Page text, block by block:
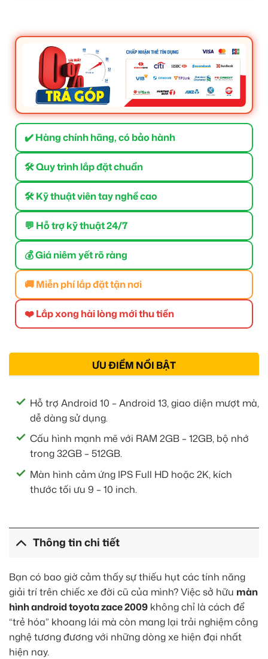
✔️ Hàng chính hãng, có bảo hành
🛠 Quy trình lắp đặt chuẩn
🛠 Kỹ thuật viên tay nghề cao
💬 Hỗ trợ kỹ thuật 24/7
💰 Giá niêm yết rõ ràng
🚚 Miễn phí lắp đặt tận nơi
❤️ Lắp xong hài lòng mới thu tiền
ƯU ĐIỂM NỔI BẬT
Hỗ trợ Android 10 – Android 13, giao diện mượt mà,
dễ dàng sử dụng.
Cấu hình mạnh mẽ với RAM 2GB – 12GB, bộ nhớ
trong 32GB – 512GB.
Màn hình cảm ứng IPS Full HD hoặc 2K, kích
thước tối ưu 9 – 10 inch.
Thông tin chi tiết
Bạn có bao giờ cảm thấy sự thiếu hụt các tính năng
giải trí trên chiếc xe đời cũ của mình? Việc sở hữu màn
hình android toyota zace 2009 không chỉ là cách để
“trẻ hóa” khoang lái mà còn mang lại trải nghiệm công
nghệ tương đương với những dòng xe hiện đại nhất
hiện nay.